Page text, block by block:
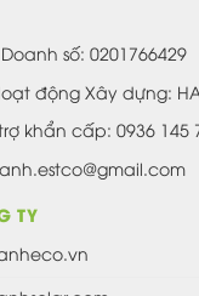
số: 0201766429
động Xây dựng:
khẩn cấp: 0936 145
TY